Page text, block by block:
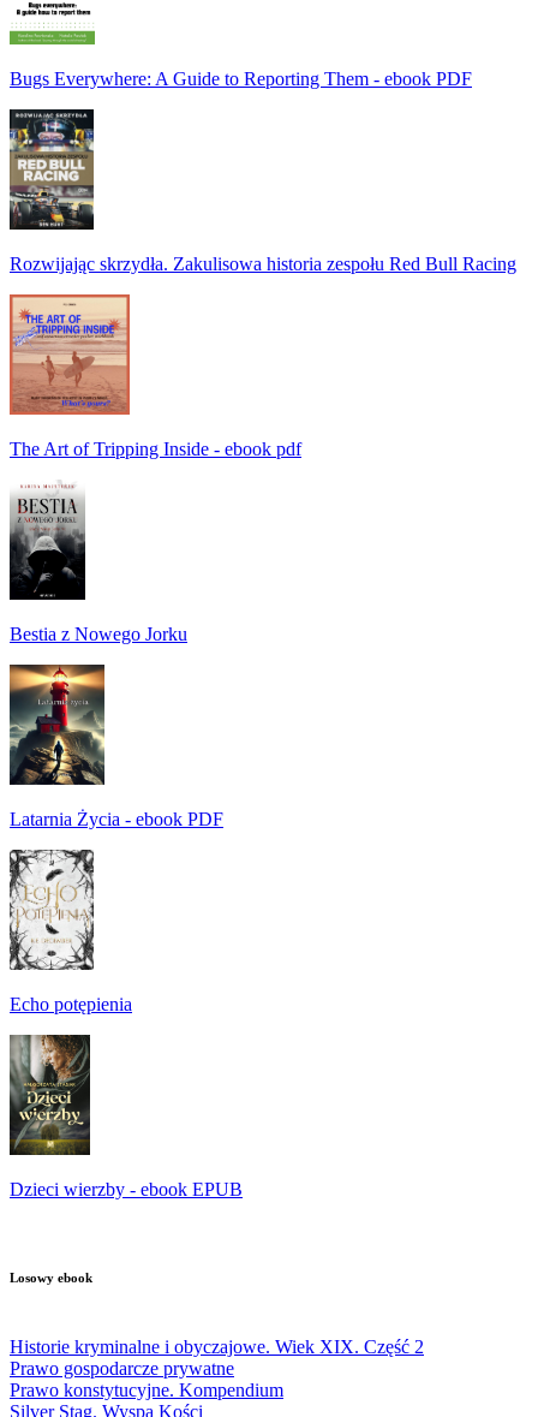
Bugs Everywhere: A Guide to Reporting Them - ebook PDF
Rozwijając skrzydła. Zakulisowa historia zespołu Red Bull Racing
The Art of Tripping Inside - ebook pdf
Bestia z Nowego Jorku
Latarnia Życia - ebook PDF
Echo potępienia
Dzieci wierzby - ebook EPUB
Losowy ebook
Historie kryminalne i obyczajowe. Wiek XIX. Część 2
Prawo gospodarcze prywatne
Prawo konstytucyjne. Kompendium
Silver Stag. Wyspa Kości